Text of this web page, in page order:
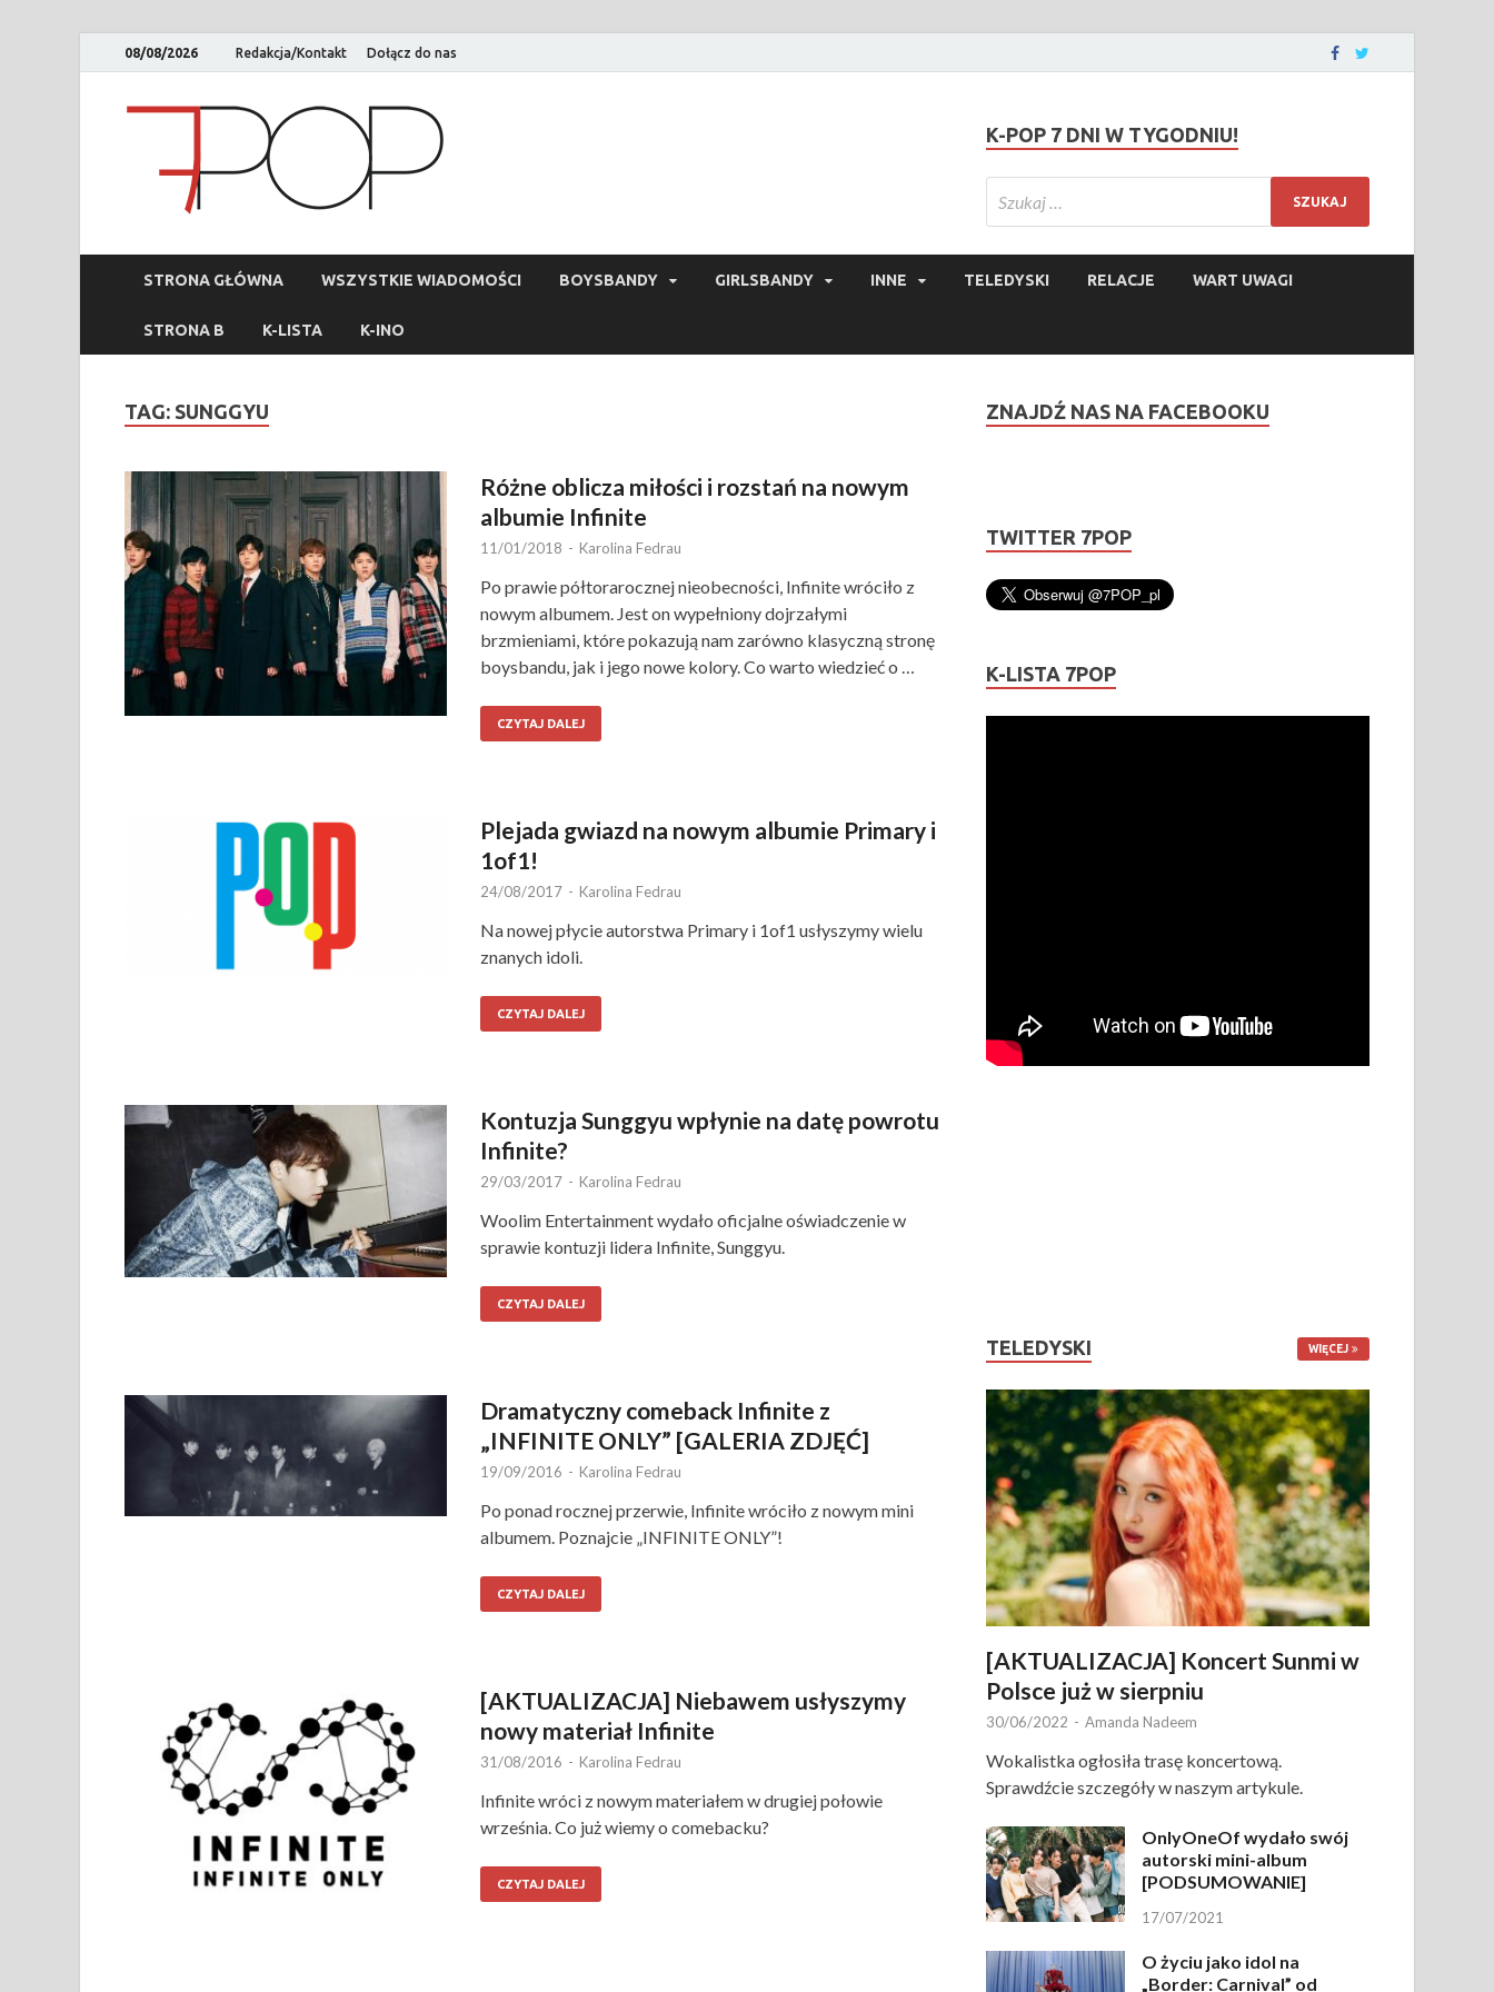
08/08/2026 Redakcja/Kontakt Dołącz do nas
K-POP 7 DNI W TYGODNIU!
STRONA GŁÓWNA WSZYSTKIE WIADOMOŚCI BOYSBANDY GIRLSBANDY INNE TELEDYSKI RELACJE WART UWAGI
STRONA B K-LISTA K-INO
TAG: SUNGGYU
Różne oblicza miłości i rozstań na nowym
albumie Infinite
11/01/2018 - Karolina Fedrau
Po prawie półtorarocznej nieobecności, Infinite wróciło z
nowym albumem. Jest on wypełniony dojrzałymi
brzmieniami, które pokazują nam zarówno klasyczną stronę
boysbandu, jak i jego nowe kolory. Co warto wiedzieć o …
CZYTAJ DALEJ
Plejada gwiazd na nowym albumie Primary i
1of1!
24/08/2017 - Karolina Fedrau
Na nowej płycie autorstwa Primary i 1of1 usłyszymy wielu
znanych idoli.
CZYTAJ DALEJ
Kontuzja Sunggyu wpłynie na datę powrotu
Infinite?
29/03/2017 - Karolina Fedrau
Woolim Entertainment wydało oficjalne oświadczenie w
sprawie kontuzji lidera Infinite, Sunggyu.
CZYTAJ DALEJ
Dramatyczny comeback Infinite z
„INFINITE ONLY” [GALERIA ZDJĘĆ]
19/09/2016 - Karolina Fedrau
Po ponad rocznej przerwie, Infinite wróciło z nowym mini
albumem. Poznajcie „INFINITE ONLY”!
CZYTAJ DALEJ
[AKTUALIZACJA] Niebawem usłyszymy
nowy materiał Infinite
31/08/2016 - Karolina Fedrau
Infinite wróci z nowym materiałem w drugiej połowie
września. Co już wiemy o comebacku?
CZYTAJ DALEJ
ZNAJDŹ NAS NA FACEBOOKU
TWITTER 7POP
K-LISTA 7POP
TELEDYSKI WIĘCEJ
[AKTUALIZACJA] Koncert Sunmi w
Polsce już w sierpniu
30/06/2022 - Amanda Nadeem
Wokalistka ogłosiła trasę koncertową.
Sprawdźcie szczegóły w naszym artykule.
OnlyOneOf wydało swój
autorski mini-album
[PODSUMOWANIE]
17/07/2021
O życiu jako idol na
„Border: Carnival” od